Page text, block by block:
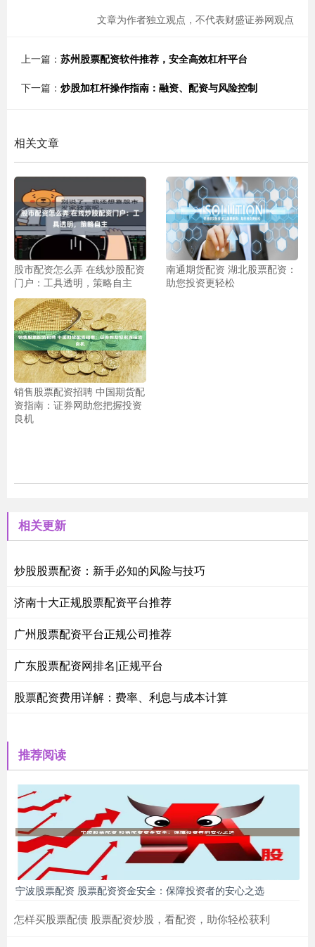
文章为作者独立观点，不代表财盛证券网观点
上一篇： 苏州股票配资软件推荐，安全高效杠杆平台
下一篇： 炒股加杠杆操作指南：融资、配资与风险控制
相关文章
股市配资怎么弄 在线炒股配资
门户：工具透明，策略自主
南通期货配资 湖北股票配资：
助您投资更轻松
销售股票配资招聘 中国期货配
资指南：证券网助您把握投资
良机
相关更新
炒股股票配资：新手必知的风险与技巧
济南十大正规股票配资平台推荐
广州股票配资平台正规公司推荐
广东股票配资网排名|正规平台
股票配资费用详解：费率、利息与成本计算
推荐阅读
宁波股票配资 股票配资资金安全：保障投资者的安心之选
怎样买股票配债 股票配资炒股，看配资，助你轻松获利